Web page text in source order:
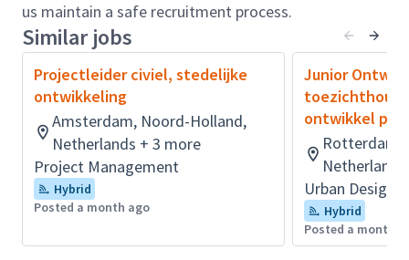
Innoveren is geen uitdaging maar je tweede natuur
en je weet jouw bijdrage te leveren aan digitale
ambitie van Arcadis. Vanuit jouw kennis en ervaring
breng je advies uit en lever jij je bijdrage voor
offertes. Projecten waar je aan zult werken zijn
projecten op het gebied van: bouw- en woonrijp
maken van woningbouw en industriële locaties,
herinrichting van infrastructuur, verbetering en
vernieuwing van de bebouwde omgeving. Daarin
neem je duurzaamheid en Circulair Design mee.
us maintain a safe recruitment process.
Similar jobs
Projectleider civiel, stedelijke
ontwikkeling
Amsterdam, Noord-Holland,
Netherlands + 3 more
Project Management
Hybrid
Posted a month ago
Junior
ontwikkel
Rotterdam,
Urban Design
Hybrid
Posted a month